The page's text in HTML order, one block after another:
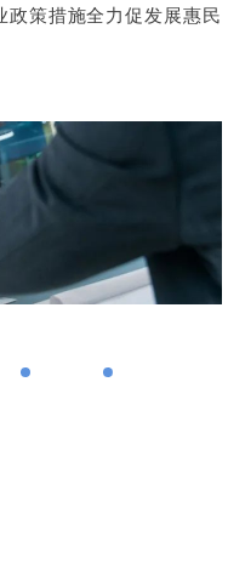
策措施全力促发展惠民